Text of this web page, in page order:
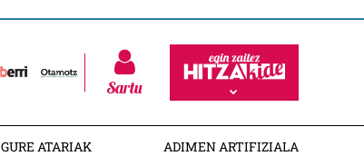
Sartu
GURE ATARIAK ADIMEN ARTIFIZIALA